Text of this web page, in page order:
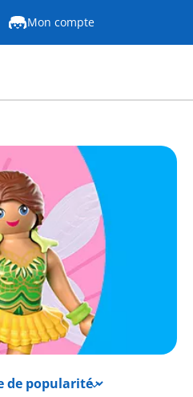
Mon compte